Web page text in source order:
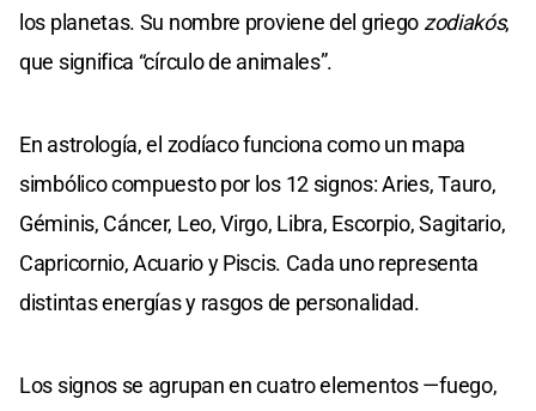
los planetas. Su nombre proviene del griego zodiakós,
que significa “círculo de animales”.
En astrología, el zodíaco funciona como un mapa
simbólico compuesto por los 12 signos: Aries, Tauro,
Géminis, Cáncer, Leo, Virgo, Libra, Escorpio, Sagitario,
Capricornio, Acuario y Piscis. Cada uno representa
distintas energías y rasgos de personalidad.
Los signos se agrupan en cuatro elementos —fuego,